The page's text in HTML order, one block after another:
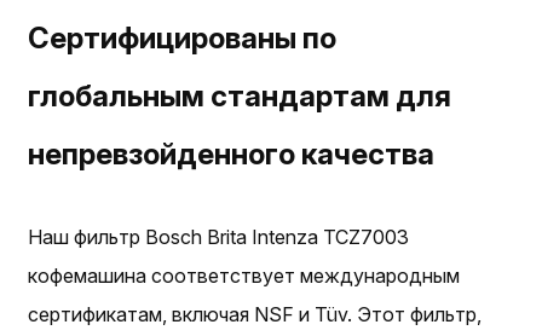
Сертифицированы по
глобальным стандартам для
непревзойденного качества
Наш фильтр Bosch Brita Intenza TCZ7003
кофемашина соответствует международным
сертификатам, включая NSF и Tüv. Этот фильтр,